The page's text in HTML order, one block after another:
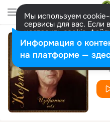
Мы используем
сервисы для вас. Если
настроить cookie-
представитель.
Разрешить все
Информация о
на платформе —